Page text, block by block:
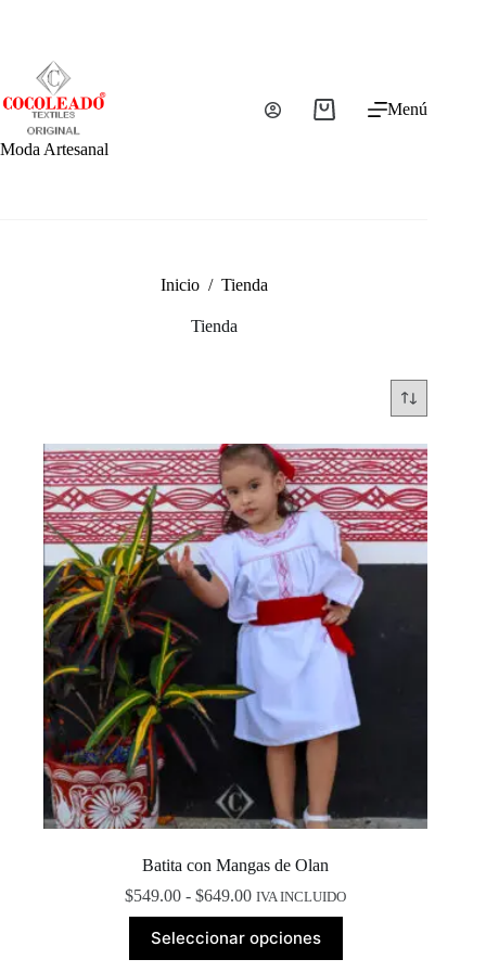
Moda Artesanal
Carro
Menú
Inicio / Tienda
Tienda
Batita con Mangas de Olan
$549.00 - $649.00Rango
de
precios:
desde
IVA INCLUIDO
Seleccionar opciones
producto
tiene